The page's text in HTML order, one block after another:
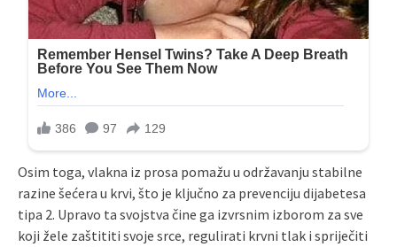
Osim toga, vlakna iz prosa pomažu u održavanju stabilne
razine šećera u krvi, što je ključno za prevenciju dijabetesa
tipa 2. Upravo ta svojstva čine ga izvrsnim izborom za sve
koji žele zaštititi svoje srce, regulirati krvni tlak i spriječiti